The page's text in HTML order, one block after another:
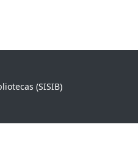
(SISIB)